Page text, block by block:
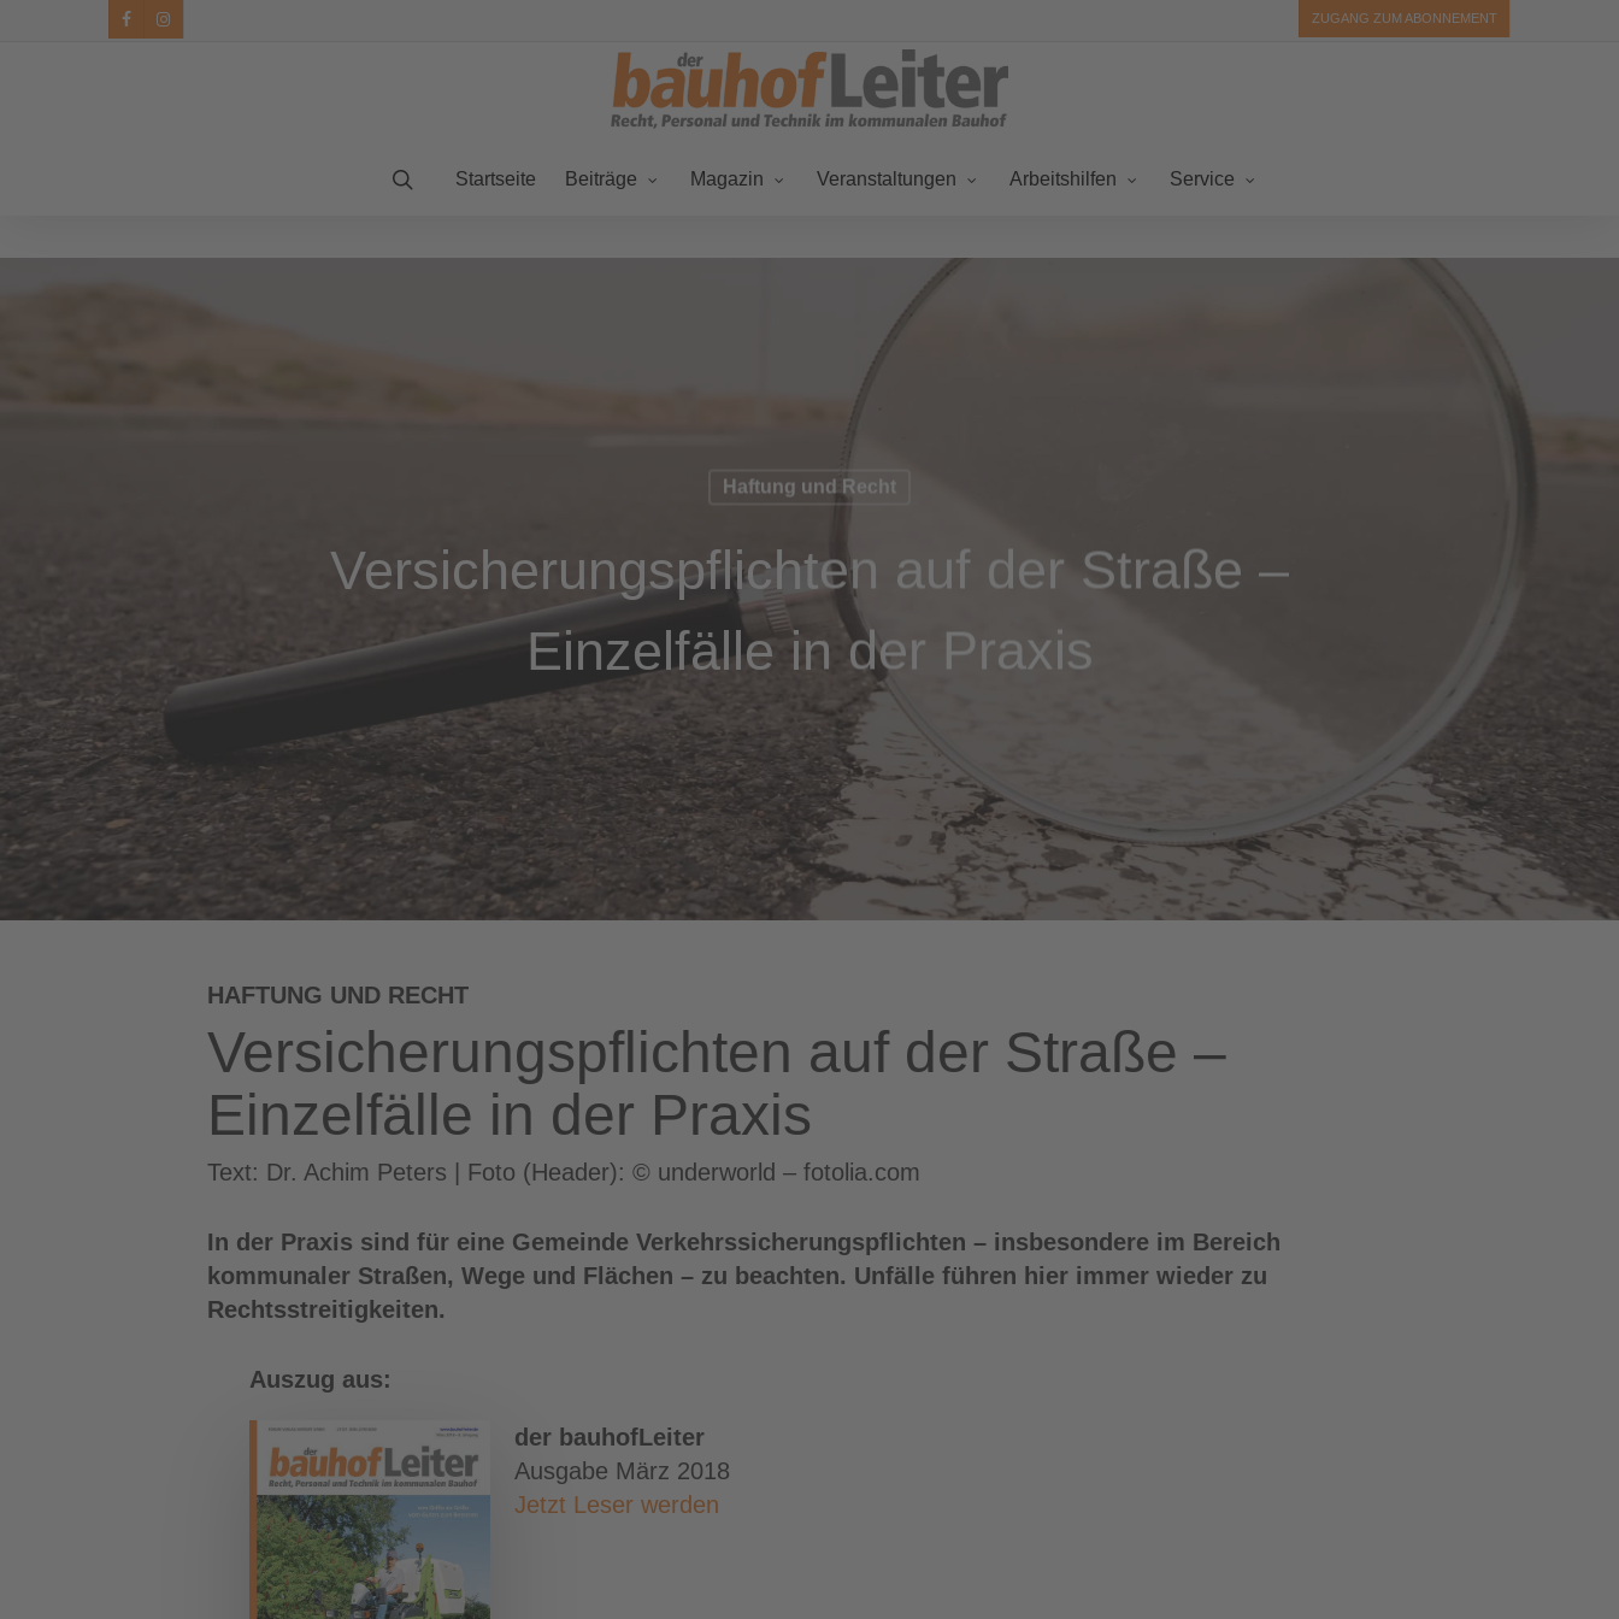
facebookinstagram
ZUGANG ZUM ABONNEMENT
Startseite Beiträge Magazin Veranstaltungen Arbeitshilfen Service
Haftung und Recht
Versicherungspflichten auf der Straße –
Einzelfälle in der Praxis
HAFTUNG UND RECHT
Versicherungspflichten auf der Straße –
Einzelfälle in der Praxis
Text: Dr. Achim Peters | Foto (Header): © underworld – fotolia.com
In der Praxis sind für eine Gemeinde Verkehrssicherungspflichten – insbesondere im Bereich
kommunaler Straßen, Wege und Flächen – zu beachten. Unfälle führen hier immer wieder zu
Rechtsstreitigkeiten.
Auszug aus:
der bauhofLeiter
Ausgabe März 2018
Jetzt Leser werden